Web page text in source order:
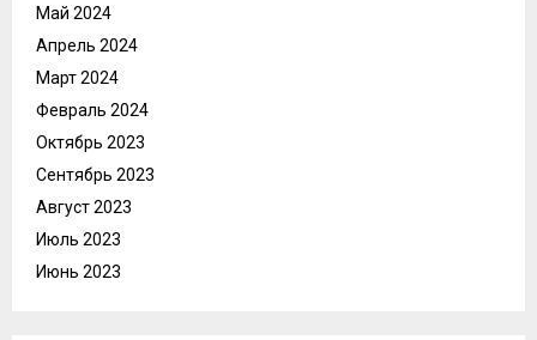
Май 2024
Апрель 2024
Март 2024
Февраль 2024
Октябрь 2023
Сентябрь 2023
Август 2023
Июль 2023
Июнь 2023